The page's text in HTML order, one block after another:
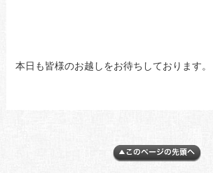
本日も皆様のお越しをお待ちしております。